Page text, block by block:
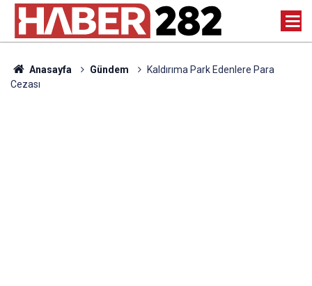
Anasayfa Gündem
Kaldırıma Park Edenlere Para
Cezası